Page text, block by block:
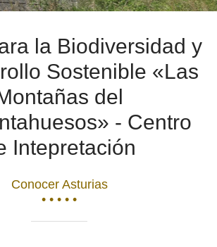
la Biodiversidad y
Sostenible «Las
del
- Centro
Intepretación
Conocer Asturias
• • • • •